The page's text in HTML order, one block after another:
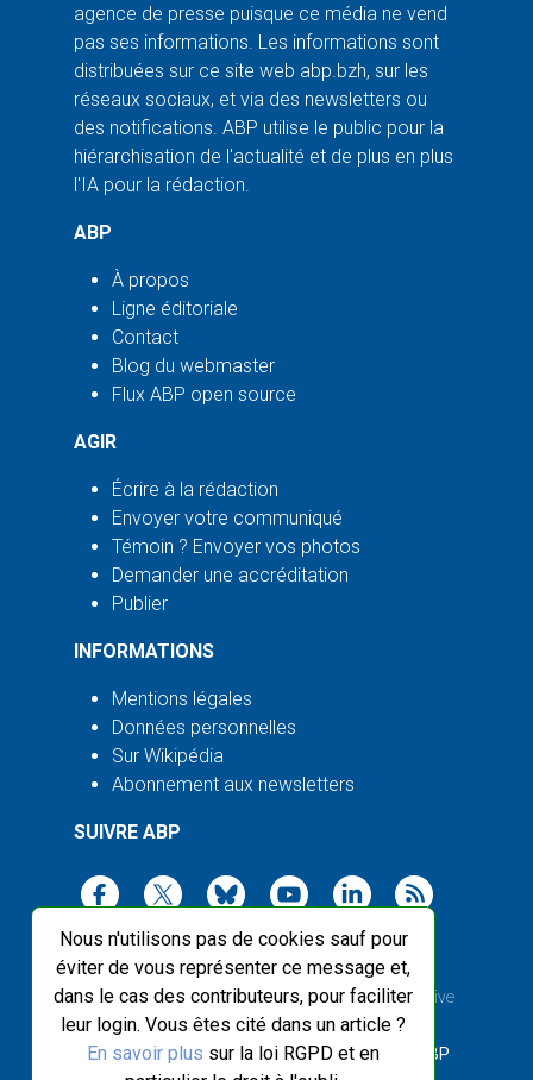
Nous n'utilisons pas de cookies sauf pour
éviter de vous représenter ce message et,
dans le cas des contributeurs, pour faciliter
leur login. Vous êtes cité dans un article ?
En savoir plus sur la loi RGPD et en
agence de presse puisque ce média ne vend
pas ses informations. Les informations sont
distribuées sur ce site web abp.bzh, sur les
réseaux sociaux, et via des newsletters ou
des notifications. ABP utilise le public pour la
hiérarchisation de l'actualité et de plus en plus
l'IA pour la rédaction.
ABP
À propos
Ligne éditoriale
Contact
Blog du webmaster
Flux ABP open source
AGIR
Écrire à la rédaction
Envoyer votre communiqué
Témoin ? Envoyer vos photos
Demander une accréditation
Publier
INFORMATIONS
Mentions légales
Données personnelles
Sur Wikipédia
Abonnement aux newsletters
SUIVRE ABP
2003-2026 ©Agence Bretagne Presse, sauf Creative
Commons
Front-end design :Breizhek Studio , Back-end : ABP